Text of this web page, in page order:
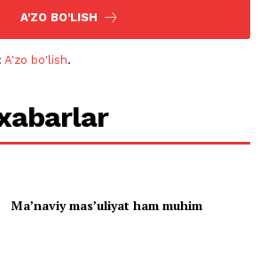
A'ZO BO'LISH
A'zo bo'lish.
Ma’naviy mas’uliyat ham muhim